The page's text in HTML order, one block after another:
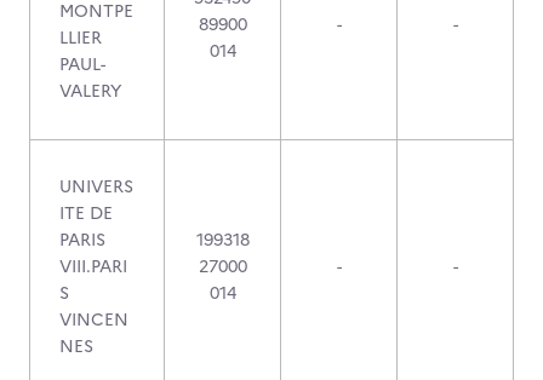
MONTPE
LLIER
PAUL-
VALERY
89900
014
- -
UNIVERS
ITE DE
PARIS
VIII.PARI
S
VINCEN
NES
199318
27000
014
- -